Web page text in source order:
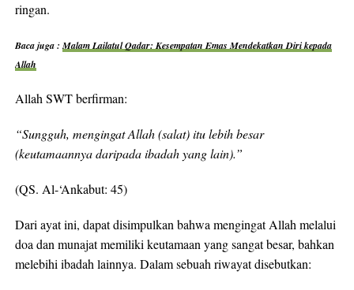
ringan.
Baca juga :Malam Lailatul Qadar: Kesempatan Emas Mendekatkan Diri kepada
Allah
Allah SWT berfirman:
“Sungguh, mengingat Allah (salat) itu lebih besar
(keutamaannya daripada ibadah yang lain).”
(QS. Al-‘Ankabut: 45)
Dari ayat ini, dapat disimpulkan bahwa mengingat Allah melalui
doa dan munajat memiliki keutamaan yang sangat besar, bahkan
melebihi ibadah lainnya. Dalam sebuah riwayat disebutkan: